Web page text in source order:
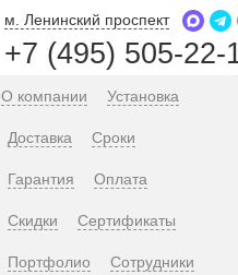
м. Ленинский проспект
+7 (495) 505-22-
О компании Установка
Доставка Сроки
Гарантия Оплата
Скидки Сертификаты
Портфолио Сотрудники